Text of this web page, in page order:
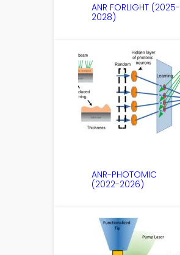
ANR FORLIGHT (2025-
2028)
ANR-PHOTOMIC
(2022-2026)